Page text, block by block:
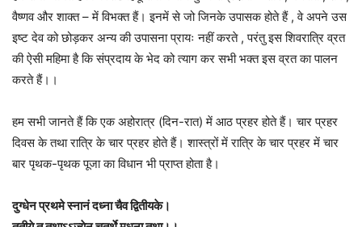
वैष्णव और शाक्त – में विभक्त हैं। इनमें से जो जिनके उपासक होते हैं , वे अपने उस
इष्ट देव को छोड़कर अन्य की उपासना प्रायः नहीं करते , परंतु इस शिवरात्रि व्रत
की ऐसी महिमा है कि संप्रदाय के भेद को त्याग कर सभी भक्त इस व्रत का पालन
करते हैं।।
हम सभी जानते हैं कि एक अहोरात्र (दिन-रात) में आठ प्रहर होते हैं। चार प्रहर
दिवस के तथा रात्रि के चार प्रहर होते हैं। शास्त्रों में रात्रि के चार प्रहर में चार
बार पृथक-पृथक पूजा का विधान भी प्राप्त होता है।
दुग्धेन प्रथमे स्नानं दध्ना चैव द्वितीयके।